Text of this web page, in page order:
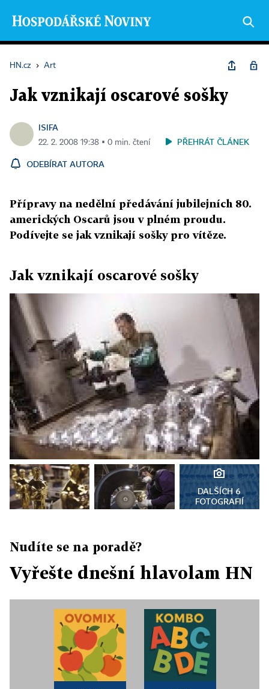
HN.cz › Art
Jak vznikají oscarové sošky
ISIFA
22. 2. 2008 19:38 ▪ 0 min. čtení PŘEHRÁT ČLÁNEK
ODEBÍRAT AUTORA
Přípravy na nedělní předávání jubilejních 80.
amerických Oscarů jsou v plném proudu.
Podívejte se jak vznikají sošky pro vítěze.
Jak vznikají oscarové sošky
DALŠÍCH 6
FOTOGRAFIÍ
Nudíte se na poradě?
Vyřešte dnešní hlavolam HN